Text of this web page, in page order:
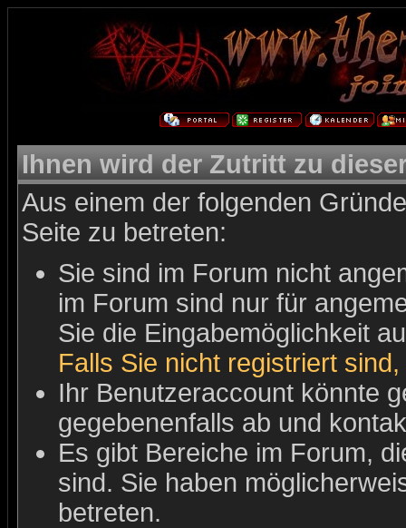
Ihnen wird der Zutritt zu
Aus einem der folgenden
Seite zu betreten:
Sie sind im Forum nicht
im Forum sind nur für
Sie die Eingabemöglichkeit
Falls Sie nicht registriert
Ihr Benutzeraccount könnte
gegebenenfalls ab und
Es gibt Bereiche im Forum,
sind. Sie haben
betreten.